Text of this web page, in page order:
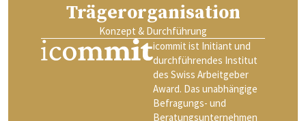
Trägerorganisation
Konzept & Durchführung
icommit ist Initiant und
durchführendes Institut
des Swiss Arbeitgeber
Award. Das unabhängige
Befragungs- und
Beratungsunternehmen